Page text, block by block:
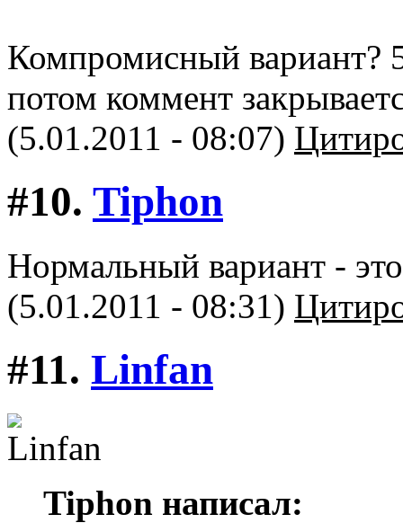
Компромисный вариант?
потом коммент
(5.01.2011 - 08:07)
#10. Tiphon
Нормальный вариант -
(5.01.2011 - 08:31)
#11. Linfan
Tiphon написал: